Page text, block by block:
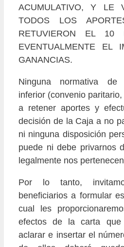
ACUMULATIVO, Y LE
TODOS LOS
RETUVIERON EL 10
EVENTUALMENTE EL
GANANCIAS.
Ninguna normativa de
inferior (convenio
a retener aportes y
decisión de la Caja a no
ni ninguna disposición
puede ni debe privarnos
legalmente nos
Por lo tanto,
beneficiarios a formular
cual les
efectos de la carta que
aclarar e insertar el